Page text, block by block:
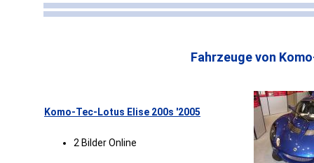
Fahrzeuge von
Komo-Tec-Lotus Elise 200s '2005
2 Bilder Online